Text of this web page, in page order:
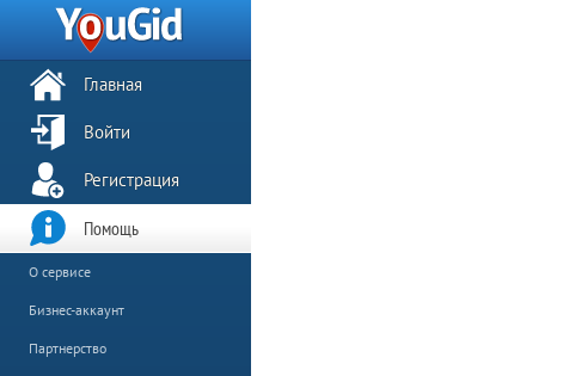
Главная
Войти
Регистрация
Помощь
О сервисе
Бизнес-аккаунт
Партнерство